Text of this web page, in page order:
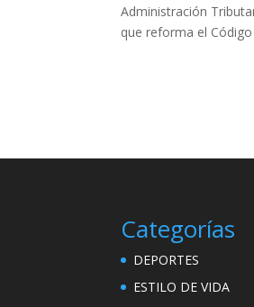
Administración
que reforma el Código
Categorías
DEPORTES
ESTILO DE VIDA